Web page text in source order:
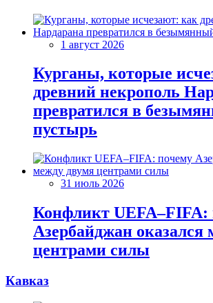
1 август 2026
Курганы, которые
древний некрополь
превратился в
пустырь
31 июль 2026
Конфликт UEFA–FIFA:
Азербайджан оказался
центрами силы
Кавказ